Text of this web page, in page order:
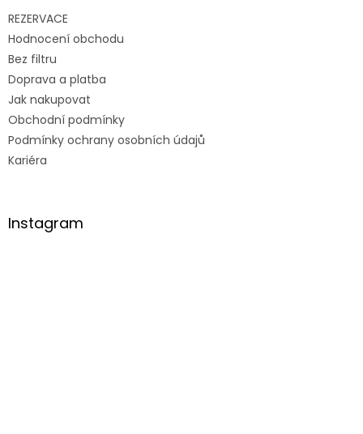
REZERVACE
Hodnocení obchodu
Bez filtru
Doprava a platba
Jak nakupovat
Obchodní podmínky
Podmínky ochrany osobních údajů
Kariéra
Instagram